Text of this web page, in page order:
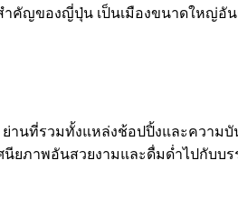
สำคัญของญี่ปุ่น เป็นเมืองขนาดใหญ่
านที่รวมทั้งแหล่งช้อปปิ้งและควา
ภาพอันสวยงามและดื่มด่ำไปกับบร